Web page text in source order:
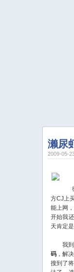
濑尿
2009-05-
徐
方CJ上
能上网
开始我
天肯定
我到了
码，解
搜到了